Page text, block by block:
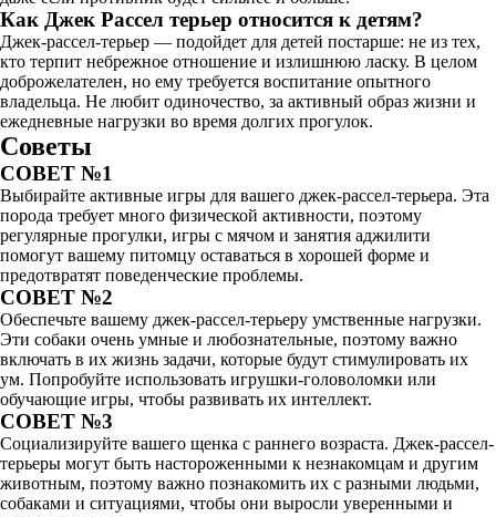
Как Джек Рассел терьер относится к детям?
Джек-рассел-терьер — подойдет для детей постарше: не из тех,
кто терпит небрежное отношение и излишнюю ласку. В целом
доброжелателен, но ему требуется воспитание опытного
владельца. Не любит одиночество, за активный образ жизни и
ежедневные нагрузки во время долгих прогулок.
Советы
СОВЕТ №1
Выбирайте активные игры для вашего джек-рассел-терьера. Эта
порода требует много физической активности, поэтому
регулярные прогулки, игры с мячом и занятия аджилити
помогут вашему питомцу оставаться в хорошей форме и
предотвратят поведенческие проблемы.
СОВЕТ №2
Обеспечьте вашему джек-рассел-терьеру умственные нагрузки.
Эти собаки очень умные и любознательные, поэтому важно
включать в их жизнь задачи, которые будут стимулировать их
ум. Попробуйте использовать игрушки-головоломки или
обучающие игры, чтобы развивать их интеллект.
СОВЕТ №3
Социализируйте вашего щенка с раннего возраста. Джек-рассел-
терьеры могут быть настороженными к незнакомцам и другим
животным, поэтому важно познакомить их с разными людьми,
собаками и ситуациями, чтобы они выросли уверенными и